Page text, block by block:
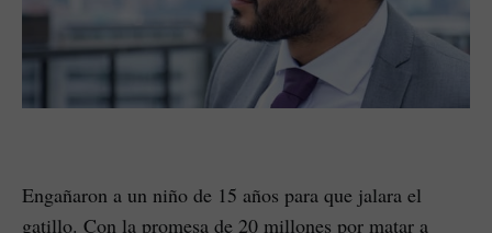
Engañaron a un niño de 15 años para que jalara el
gatillo. Con la promesa de 20 millones por matar a